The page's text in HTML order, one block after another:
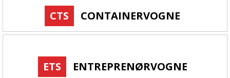
CTS CONTAINERVOGNE
ETS ENTREPRENØRVOGNE